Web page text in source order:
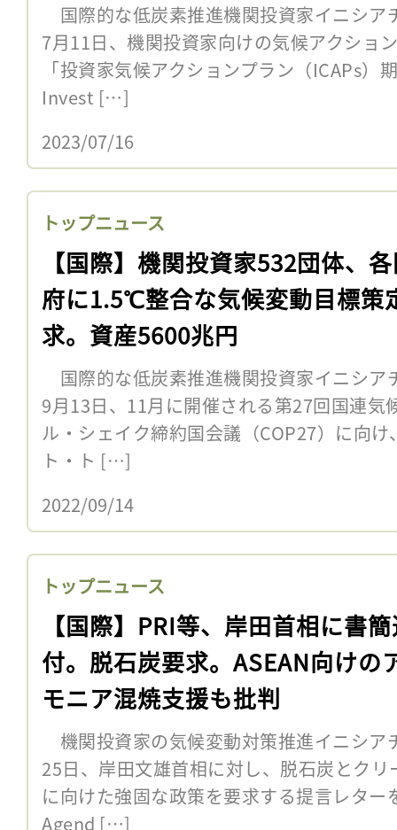
国際的な低炭素推進機関投資家イニシ
7月11日、機関投資家向けの気候アクショ
「投資家気候アクションプラン（ICAPs）
Invest […]
2023/07/16
トップニュース
【国際】機関投資家532団体、
府に1.5℃整合な気候変動目標策
求。資産5600兆円
国際的な低炭素推進機関投資家イニシ
9月13日、11月に開催される第27回国連気
ル・シェイク締約国会議（COP27）に向
ト・ト […]
2022/09/14
トップニュース
【国際】PRI等、岸田首相に書
付。脱石炭要求。ASEAN向けの
モニア混焼支援も批判
機関投資家の気候変動対策推進イニシ
25日、岸田文雄首相に対し、脱石炭とク
に向けた強固な政策を要求する提言レタ
Agend […]